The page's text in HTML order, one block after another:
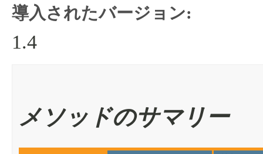
導入されたバージョン:
1.4
メソッドのサマリー